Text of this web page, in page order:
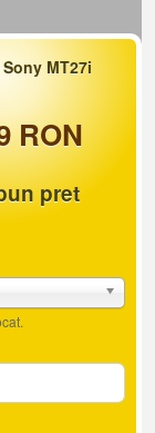
MT27i
RON
pret